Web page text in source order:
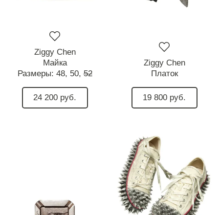
Ziggy Chen
Майка
Размеры: 48, 50, 52
24 200 руб.
Ziggy Chen
Платок
19 800 руб.